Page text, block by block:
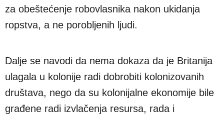
za obeštećenje robovlasnika nakon ukidanja
ropstva, a ne porobljenih ljudi.
Dalje se navodi da nema dokaza da je Britanija
ulagala u kolonije radi dobrobiti kolonizovanih
društava, nego da su kolonijalne ekonomije bile
građene radi izvlačenja resursa, rada i